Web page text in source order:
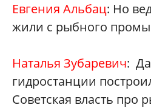
Евгения Альбац: Но
жили с рыбного
Наталья Зубаревич:
гидростанции
Советская власть про